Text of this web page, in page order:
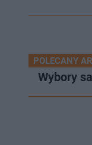
POLECANY
Wybory